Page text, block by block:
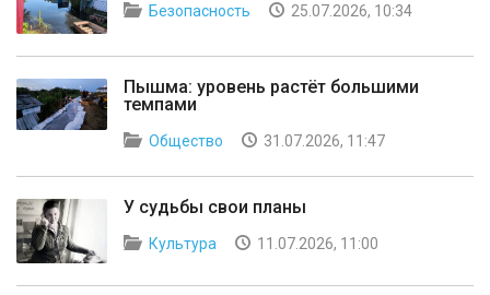
Безопасность 25.07.2026, 10:34
Пышма: уровень растёт большими
темпами
Общество 31.07.2026, 11:47
У судьбы свои планы
Культура 11.07.2026, 11:00